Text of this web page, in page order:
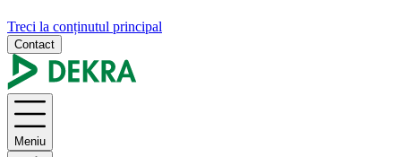
Treci la conținutul principal
Contact
Meniu